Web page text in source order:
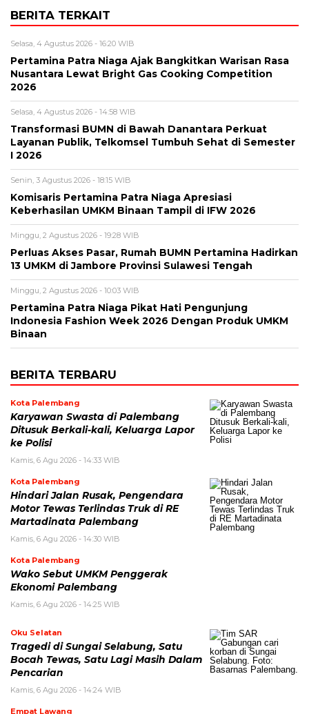
BERITA TERKAIT
Selasa, 4 Agustus 2026 - 16:20 WIB
Pertamina Patra Niaga Ajak Bangkitkan Warisan Rasa
Nusantara Lewat Bright Gas Cooking Competition
2026
Selasa, 4 Agustus 2026 - 14:58 WIB
Transformasi BUMN di Bawah Danantara Perkuat
Layanan Publik, Telkomsel Tumbuh Sehat di Semester
I 2026
Senin, 3 Agustus 2026 - 18:15 WIB
Komisaris Pertamina Patra Niaga Apresiasi
Keberhasilan UMKM Binaan Tampil di IFW 2026
Minggu, 2 Agustus 2026 - 19:28 WIB
Perluas Akses Pasar, Rumah BUMN Pertamina Hadirkan
13 UMKM di Jambore Provinsi Sulawesi Tengah
Minggu, 2 Agustus 2026 - 10:03 WIB
Pertamina Patra Niaga Pikat Hati Pengunjung
Indonesia Fashion Week 2026 Dengan Produk UMKM
Binaan
BERITA TERBARU
Kota Palembang
Karyawan Swasta di Palembang
Ditusuk Berkali-kali, Keluarga Lapor
ke Polisi
Kamis, 6 Agu 2026 - 14:33 WIB
Kota Palembang
Hindari Jalan Rusak, Pengendara
Motor Tewas Terlindas Truk di RE
Martadinata Palembang
Kamis, 6 Agu 2026 - 14:30 WIB
Kota Palembang
Wako Sebut UMKM Penggerak
Ekonomi Palembang
Kamis, 6 Agu 2026 - 14:25 WIB
Oku Selatan
Tragedi di Sungai Selabung, Satu
Bocah Tewas, Satu Lagi Masih Dalam
Pencarian
Kamis, 6 Agu 2026 - 14:24 WIB
Empat Lawang